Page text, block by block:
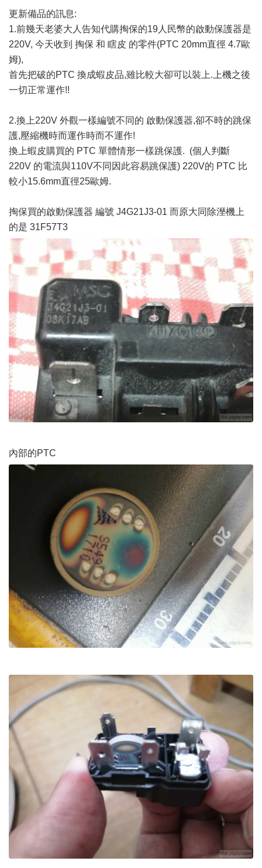
更新備品的訊息:
1.前幾天老婆大人告知代購掏保的19人民幣的啟動保護器是
220V, 今天收到 掏保 和 瞎皮 的零件(PTC 20mm直徑 4.7歐
姆),
首先把破的PTC 換成蝦皮品,雖比較大卻可以裝上.上機之後
一切正常運作!!
2.換上220V 外觀一樣編號不同的 啟動保護器,卻不時的跳保
護,壓縮機時而運作時而不運作!
換上蝦皮購買的 PTC 單體情形一樣跳保護. (個人判斷
220V 的電流與110V不同因此容易跳保護) 220V的 PTC 比
較小15.6mm直徑25歐姆.
掏保買的啟動保護器 編號 J4G21J3-01 而原大同除溼機上
的是 31F57T3
內部的PTC